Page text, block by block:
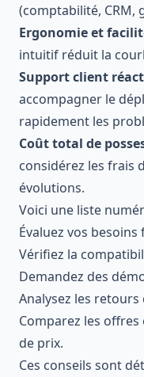
(comptabilité, CRM,
Ergonomie et
intuitif réduit la
Support client
accompagner le
rapidement les
Coût total de
considérez les frais
évolutions.
Voici une liste
Évaluez vos
Vérifiez la
Demandez des
Analysez les retours
Comparez les
de prix.
Ces conseils sont